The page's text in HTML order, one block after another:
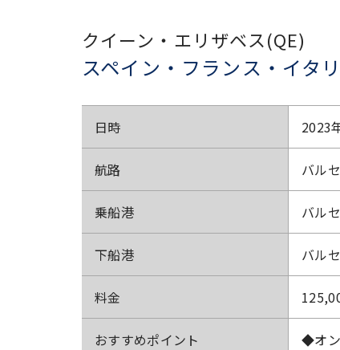
クイーン・エリザベス(QE)
スペイン・フランス・イタ
日時 2023
航路 バル
乗船港 バル
下船港 バル
料金
おすすめポイント
◆オン